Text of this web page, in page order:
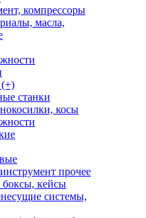
компрессоры
масла,
станки
косы
прочее
кейсы
системы,